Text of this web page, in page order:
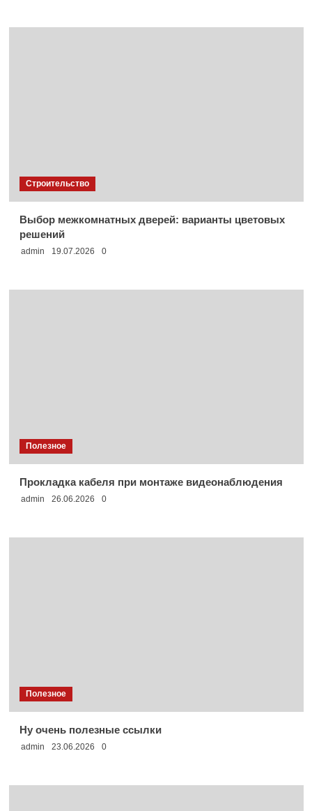
Строительство
Выбор межкомнатных дверей: варианты цветовых
решений
admin 19.07.2026 0
Полезное
Прокладка кабеля при монтаже видеонаблюдения
admin 26.06.2026 0
Полезное
Ну очень полезные ссылки
admin 23.06.2026 0